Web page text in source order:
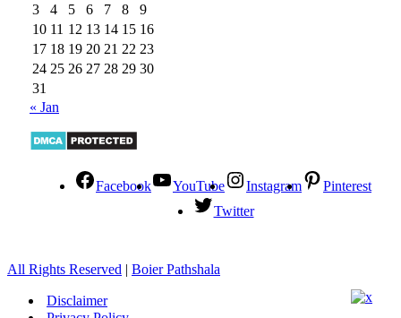
3
4 5 6 7 8
9
10 11 12 13 14 15 16
17 18 19 20 21 22 23
24 25 26 27 28 29 30
31
« Jan
Facebook YouTube Instagram
Pinterest
Twitter
All Rights Reserved | Boier Pathshala
Disclaimer